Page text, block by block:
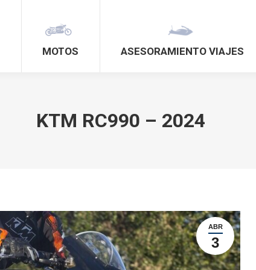
MOTOS ASESORAMIENTO VIAJES
KTM RC990 – 2024
ABR
3